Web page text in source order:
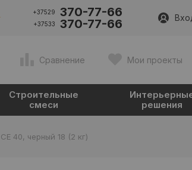
+37529 370-77-66
+37533 370-77-66
Сравнение Мои проекты
Строительные
смеси
решения
40, черный 18 (2 кг)